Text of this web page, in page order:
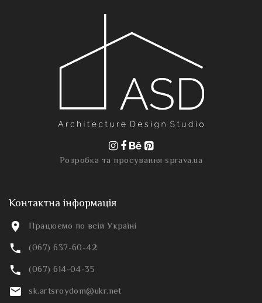
Розробка та просуванняsprava.ua
Контактна інформація
Працюємо по всій Україні
(067) 637-60-42
(067) 614-04-35
sk.artsroydom@ukr.net